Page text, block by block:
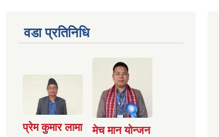
वडा प्रतिनिधि
प्रेम कुमार लामा मेच मान योन्जन